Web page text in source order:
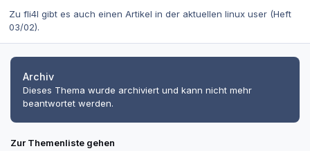
Zu fli4l gibt es auch einen Artikel in der aktuellen linux user (Heft
03/02).
Archiv
Dieses Thema wurde archiviert und kann nicht mehr
beantwortet werden.
Zur Themenliste gehen